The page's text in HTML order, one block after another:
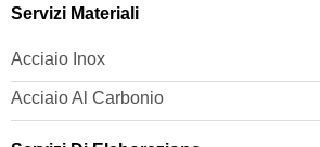
Servizi Materiali
Acciaio Inox
Acciaio Al Carbonio